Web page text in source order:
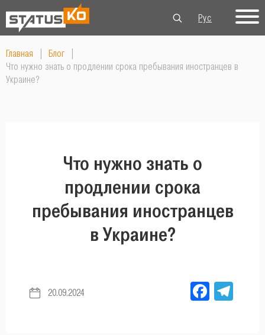
Рус
Укр
Главная Блог
Что нужно знать о продлении срока пребывания иностранцев в
Украине?
Что нужно знать о
продлении срока
пребывания иностранцев
в Украине?
20.09.2024